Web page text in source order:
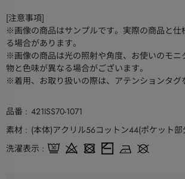
[注意事項]
※画像の商品はサンプルです。実際の商品と仕
る場合があります。
※画像の商品は光の照射や角度、お使いのモニ
物と色味が異なる場合がございます。
※着用、お取り扱いの際は、アテンションタグ
品番
421ISS70-1071
素材
(本体)アクリル56コットン44(ポケット
洗濯表示